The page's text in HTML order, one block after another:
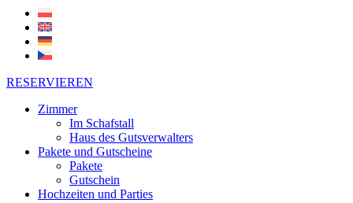
RESERVIEREN
Zimmer
Im Schafstall
Haus des Gutsverwalters
Pakete und Gutscheine
Pakete
Gutschein
Hochzeiten und Parties